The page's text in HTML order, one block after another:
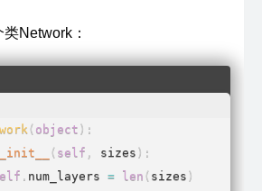
Network：
( object ) :
( self , sizes ) :
. num_layers = len ( sizes )